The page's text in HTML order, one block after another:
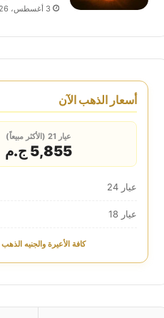
3 أغسطس، 2026
أسعار الذهب الآن
عيار 21 (الأكثر مبيعاً)
5,855 ج.م
عيار 24
عيار 18
كافة الأعيرة والجنيه